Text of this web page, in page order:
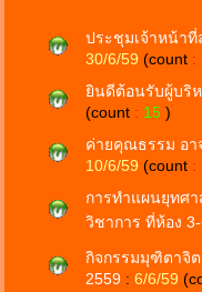
ประชุมเจ้าหน้า
30/6/59 (count :
ยินดีต้อนรับผู้บริ
(count : 15 )
ค่ายคุณธรรม อา
10/6/59 (count :
การทำแผนยุทศ
วิชาการ ที่ห้อง
กิจกรรมมุฑิตาจิ
2559 : 6/6/59